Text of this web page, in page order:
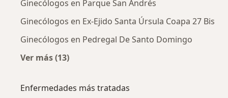
Ginecólogos en Parque San Andrés
Ginecólogos en Ex-Ejido Santa Úrsula Coapa 27 Bis
Ginecólogos en Pedregal De Santo Domingo
Ver más (13)
Enfermedades más tratadas